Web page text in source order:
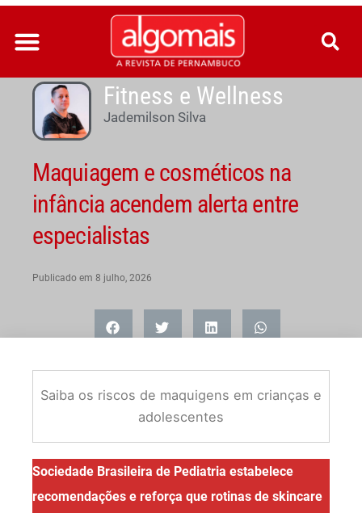
Ir
para
conteúdo
Fitness e Wellness
Jademilson Silva
Maquiagem e cosméticos na
infância acendem alerta entre
especialistas
Publicado em 8 julho, 2026
Saiba os riscos de maquigens em crianças e
adolescentes
Sociedade Brasileira de Pediatria estabelece
recomendações e reforça que rotinas de skincare